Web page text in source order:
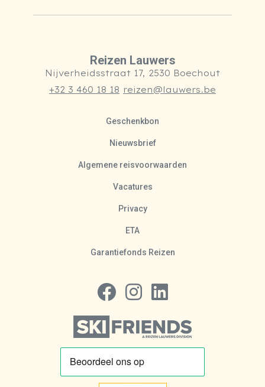
Reizen Lauwers
Nijverheidsstraat 17, 2530 Boechout
+32 3 460 18 18 reizen@lauwers.be
Geschenkbon
Nieuwsbrief
Algemene reisvoorwaarden
Vacatures
Privacy
ETA
Garantiefonds Reizen
Volg ons op Facebook
Volg ons op Instagram
Volg ons op LinkedIn